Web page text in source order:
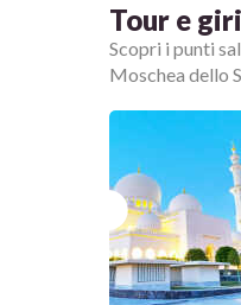
Tour e
Scopri i punti
Moschea dello